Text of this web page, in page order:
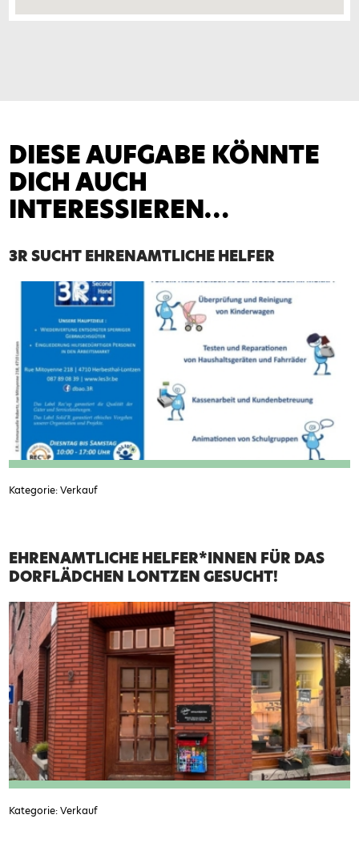
DIESE AUFGABE KÖNNTE
DICH AUCH
INTERESSIEREN…
3R SUCHT EHRENAMTLICHE HELFER
Kategorie: Verkauf
EHRENAMTLICHE HELFER*INNEN FÜR DAS
DORFLÄDCHEN LONTZEN GESUCHT!
Kategorie: Verkauf